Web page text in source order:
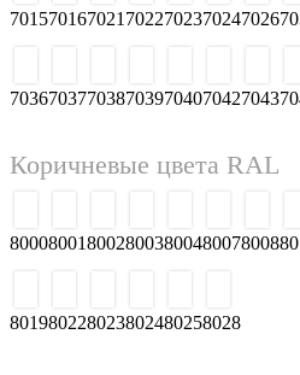
701570167021 7022702370247026
7036703770387039704070427043
Коричневые цвета RAL
8000800180028003800480078008
801980228023802480258028